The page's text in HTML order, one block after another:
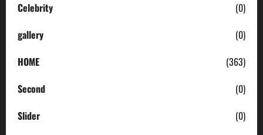
Celebrity
(0)
gallery
(0)
HOME
(363)
Second
(0)
Slider
(0)